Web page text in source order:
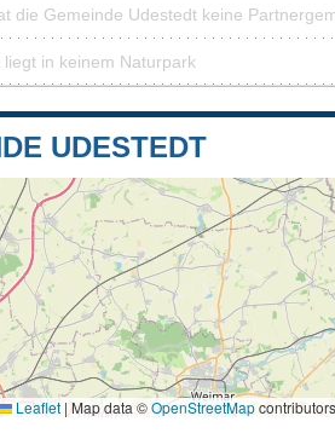
die Gemeinde Udestedt keine
liegt in keinem Naturpark
UDESTEDT
Leaflet | Map data ©OpenStreetMapcontributors